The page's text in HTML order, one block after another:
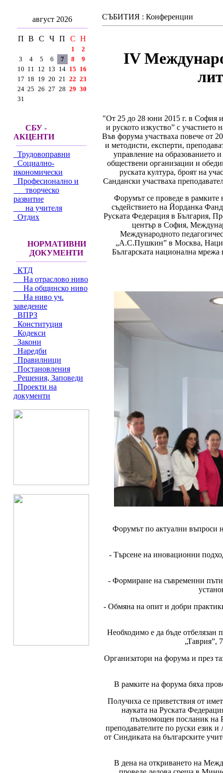
август 2026
П В С Ч П С Н
1
2
3
4 5 6 7 8
9
10 11 12 13 14 15 16
17 18 19 20 21 22 23
24 25 26 27 28 29 30
31
СБУ -
АКЦЕНТИ
Трудовоправни
Социално-
икономически
Професионално и
творческо
развитие
на учителя
Отдих
НОРМАТИВНИ
ДОКУМЕНТИ
КТД
На отраслово ниво
На общинско ниво
На ниво уч.
заведение
ВПРЗ
Конституция
Кодекси
Закони
Наредби
Правилници
Постановления
Решения, Заповеди
Проекти на
документи
СЪБИТИЯ : Конференции
ІV
"От 25 до 28 юни 2015 г. в София и
и руското изкуство” с
Във форума участваха повече от
и методисти, експерти,
управление на
обществени организации и
руската култура, броят на
Сандански участваха
Форумът се проведе в
съдействието на Йорданка
Руската Федерация в България,
център в София,
Международното
„А.С.Пушкин” в Москва,
Българската национална мрежа
Форумът по актуални въпроси
- Търсене на иновационни
- Формиране на съвременни
- Обмяна на опит и добри
Необходимо е да бъде отбелязан
„Таврия”,
Организатори на форума и през
В рамките на форума бяха
Получиха се приветствия от
науката на Руската
пълномощен посланик на
преподавателите по руски език
от Синдиката на българските
В дена на откриването на